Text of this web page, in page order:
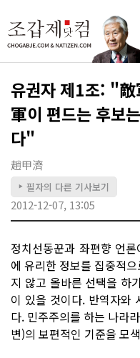
유권자 제1조: "
軍이 편드는 후보
다"
趙甲濟
▶ 필자의 다른 기사보기
2012-12-07, 13:05
정치선동꾼과 좌편향 언
에 유리한 정보를 집중적
지 않고 올바른 선택을 하
이 있을 것이다. 반역자와
다. 민주주의를 하는 나라
변)의 보편적인 기준을 모